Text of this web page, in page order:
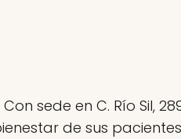
sede en C. Río Sil,
de sus